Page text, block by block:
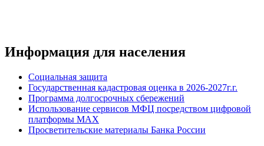
Информация для населения
Социальная защита
Государственная кадастровая оценка в 2026-2027г.г.
Программа долгосрочных сбережений
Использование сервисов МФЦ посредством цифровой
платформы MAX
Просветительские материалы Банка России